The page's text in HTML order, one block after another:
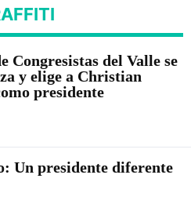
Congresistas del Valle se
y elige a Christian
presidente
Un presidente diferente